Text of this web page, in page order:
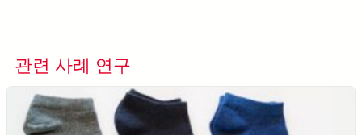
관련 사례 연구